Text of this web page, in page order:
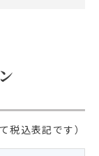
税込表記です）